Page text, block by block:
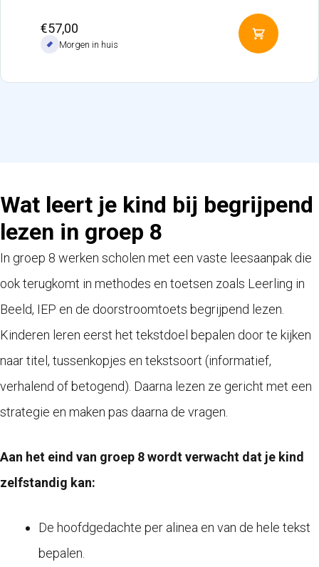
€57,00
Morgen in huis
aan
Wat leert je kind bij begrijpend
lezen in groep 8
In groep 8 werken scholen met een vaste leesaanpak die
ook terugkomt in methodes en toetsen zoals Leerling in
Beeld, IEP en de doorstroomtoets begrijpend lezen.
Kinderen leren eerst het tekstdoel bepalen door te kijken
naar titel, tussenkopjes en tekstsoort (informatief,
verhalend of betogend). Daarna lezen ze gericht met een
strategie en maken pas daarna de vragen.
Aan het eind van groep 8 wordt verwacht dat je kind
zelfstandig kan:
De hoofdgedachte per alinea en van de hele tekst
bepalen.